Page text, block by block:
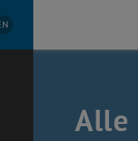
auflisten
Alle